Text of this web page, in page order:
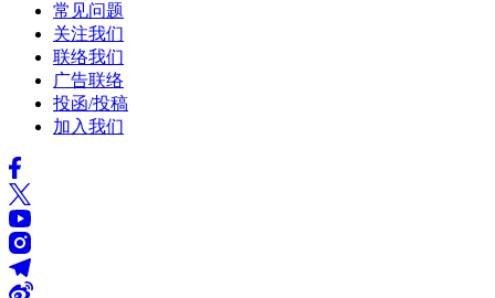
常见问题
关注我们
联络我们
广告联络
投函/投稿
加入我们